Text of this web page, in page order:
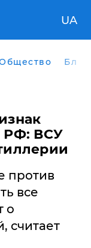
UA
РФ: ВСУ
против
все
о
считает